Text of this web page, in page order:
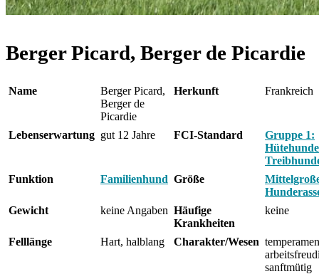
Berger Picard, Berger de Picardie
Name
Berger Picard,
Berger de
Picardie
Herkunft Frankreich
Lebenserwartung gut 12 Jahre FCI-Standard
Gruppe 1:
Funktion
Familienhund Größe
Gewicht
keine Angaben Häufige
Krankheiten
keine
Felllänge Hart, halblang Charakter/Wesen
sanftmütig